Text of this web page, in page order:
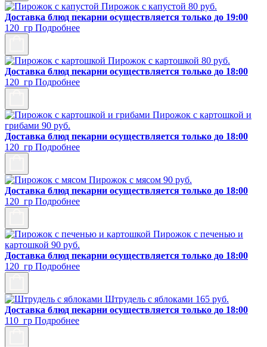
Пирожок с капустой 80 руб.
Доставка блюд пекарни осуществляется только до 19:00
120 гр Подробнее
Пирожок с картошкой 80 руб.
Доставка блюд пекарни осуществляется только до 18:00
120 гр Подробнее
Пирожок с картошкой и
грибами 90 руб.
Доставка блюд пекарни осуществляется только до 18:00
120 гр Подробнее
Пирожок с мясом 90 руб.
Доставка блюд пекарни осуществляется только до 18:00
120 гр Подробнее
Пирожок с печенью и
картошкой 90 руб.
Доставка блюд пекарни осуществляется только до 18:00
120 гр Подробнее
Штрудель с яблоками 165 руб.
Доставка блюд пекарни осуществляется только до 18:00
110 гр Подробнее